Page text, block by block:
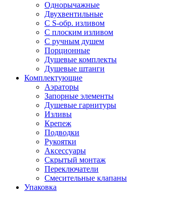
Однорычажные
Двухвентильные
С S-обр. изливом
С плоским изливом
С ручным душем
Порционные
Душевые комплекты
Душевые штанги
Комплектующие
Аэраторы
Запорные элементы
Душевые гарнитуры
Изливы
Крепеж
Подводки
Рукоятки
Аксессуары
Скрытый монтаж
Переключатели
Смесительные клапаны
Упаковка